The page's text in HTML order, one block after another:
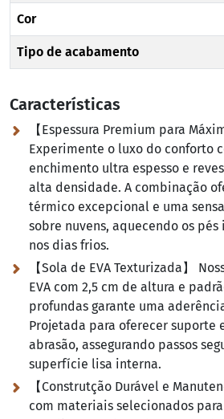
Cor
Tipo de acabamento
Características
【Espessura Premium para
Experimente o luxo do conforto
enchimento ultra espesso e
alta densidade. A combinação
térmico excepcional e uma
sobre nuvens, aquecendo os
nos dias frios.
【Sola de EVA Texturizada】
EVA com 2,5 cm de altura e
profundas garante uma
Projetada para oferecer suporte
abrasão, assegurando passos
superfície lisa interna.
【Construtção Durável e
com materiais selecionados